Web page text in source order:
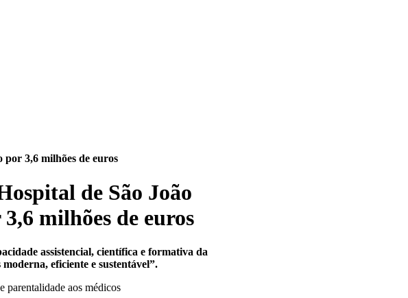
por 3,6 milhões de euros
de São João
milhões de euros
assistencial, científica e formativa da
eficiente e sustentável”.